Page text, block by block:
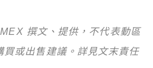
撰文、提供，不代表動區
買或出售建議。詳見文末責任